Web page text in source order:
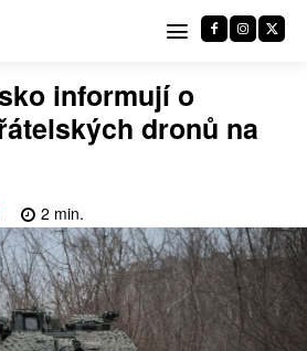
informují o
dronů na
2 min.